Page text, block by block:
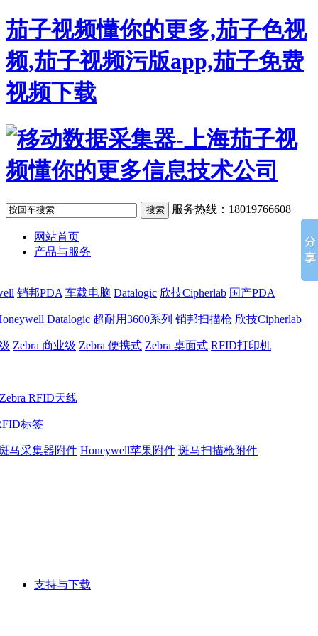
茄子视频懂你的更多,茄子色视
频,茄子视频污版app,茄子免费
视频下载
服务热线：18019766608
网站首页
产品与服务
销邦PDA 车载电脑 Datalogic 欣技Cipherlab 国产PDA
Datalogic 超耐用3600系列 销邦扫描枪 欣技Cipherlab
Zebra 商业级 Zebra 便携式 Zebra 桌面式 RFID打印机
Zebra RFID天线
标签
马采集器附件 Honeywell苹果附件 斑马扫描枪附件
支持与下载